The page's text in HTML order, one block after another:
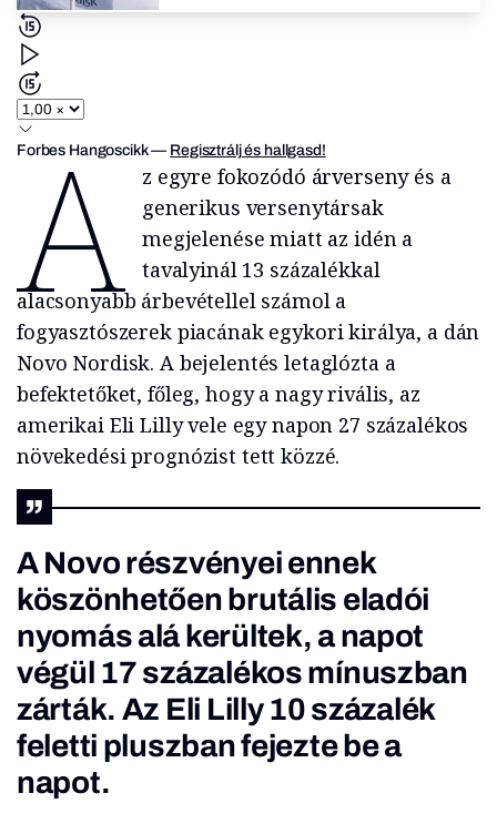
Forbes Hangoscikk— Regisztrálj és hallgasd!
A
z egyre fokozódó árverseny és a
generikus versenytársak
megjelenése miatt az idén a
tavalyinál 13 százalékkal
alacsonyabb árbevétellel számol a
fogyasztószerek piacának egykori királya, a dán
Novo Nordisk. A bejelentés letaglózta a
befektetőket, főleg, hogy a nagy rivális, az
amerikai Eli Lilly vele egy napon 27 százalékos
növekedési prognózist tett közzé.
A Novo részvényei ennek
köszönhetően brutális eladói
nyomás alá kerültek, a napot
végül 17 százalékos mínuszban
zárták. Az Eli Lilly 10 százalék
feletti pluszban fejezte be a
napot.